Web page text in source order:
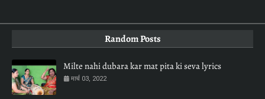
Random Posts
Milte nahi dubara kar mat pita ki seva lyrics
मार्च 03, 2022